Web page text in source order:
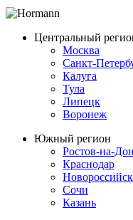
Центральный
Москва
Санкт-
Калуга
Тула
Липецк
Воронеж
Южный регион
Ростов-на-
Краснодар
Новороссийск
Сочи
Казань